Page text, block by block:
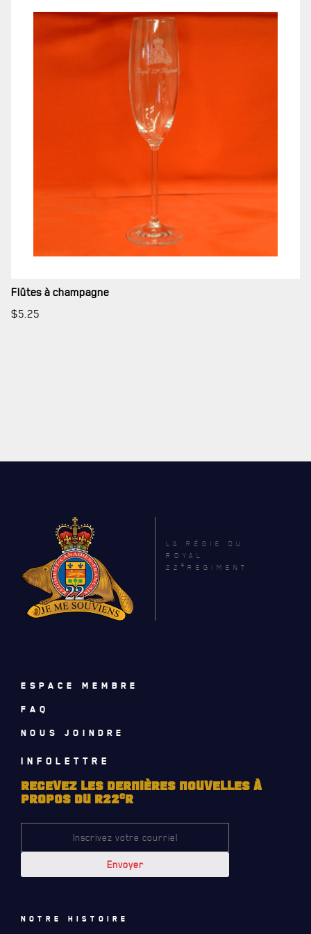
MUSÉE
RÉSIDENCE DU GOUVERNEUR GÉNÉRAL
RECEVEZ NOS DERNIÈRES NOUVELLES À PROPOS DU R22ER
Flûtes à champagne
$5.25
LA RÉGIE DU
ROYAL
22 e RÉGIMENT
ESPACE MEMBRE
FAQ
NOUS JOINDRE
INFOLETTRE
RECEVEZ LES DERNIÈRES NOUVELLES À
PROPOS DU R22eR
Notre histoire